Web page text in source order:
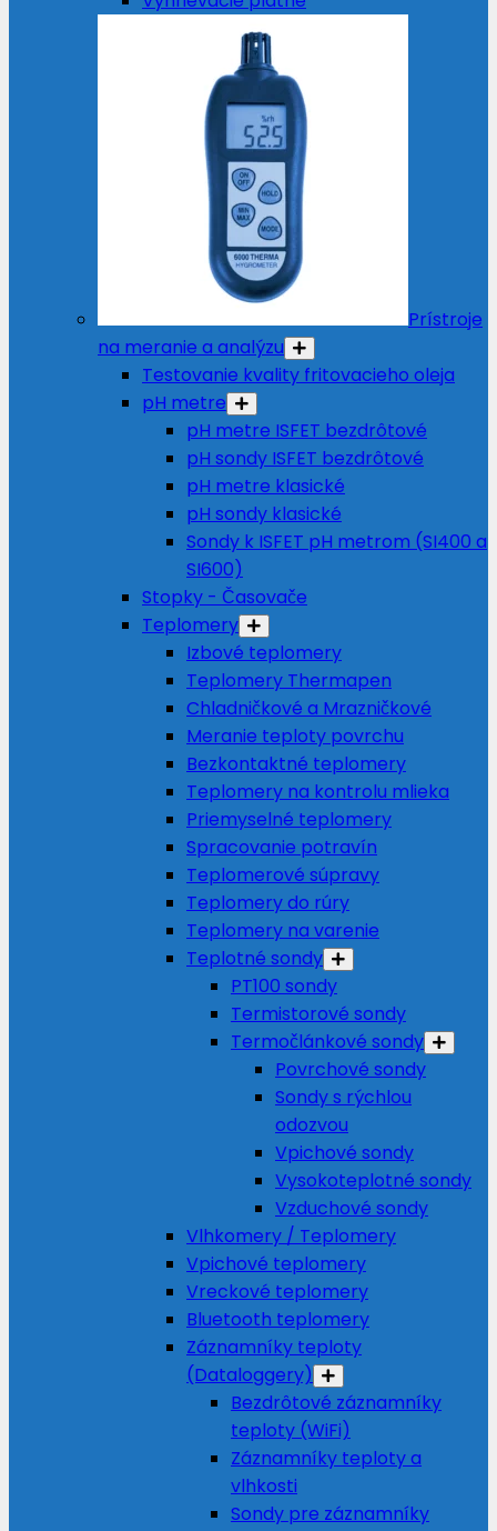
Prístroje
na meranie a analýzu
Testovanie kvality fritovacieho oleja
pH metre
pH metre ISFET bezdrôtové
pH sondy ISFET bezdrôtové
pH metre klasické
pH sondy klasické
Sondy k ISFET pH metrom (SI400 a
SI600)
Stopky - Časovače
Teplomery
Izbové teplomery
Teplomery Thermapen
Chladničkové a Mrazničkové
Meranie teploty povrchu
Bezkontaktné teplomery
Teplomery na kontrolu mlieka
Priemyselné teplomery
Spracovanie potravín
Teplomerové súpravy
Teplomery do rúry
Teplomery na varenie
Teplotné sondy
PT100 sondy
Termistorové sondy
Termočlánkové sondy
Povrchové sondy
Sondy s rýchlou
odozvou
Vpichové sondy
Vysokoteplotné sondy
Vzduchové sondy
Vlhkomery / Teplomery
Vpichové teplomery
Vreckové teplomery
Bluetooth teplomery
Záznamníky teploty
(Dataloggery)
Bezdrôtové záznamníky
teploty (WiFi)
Záznamníky teploty a
vlhkosti
Sondy pre záznamníky